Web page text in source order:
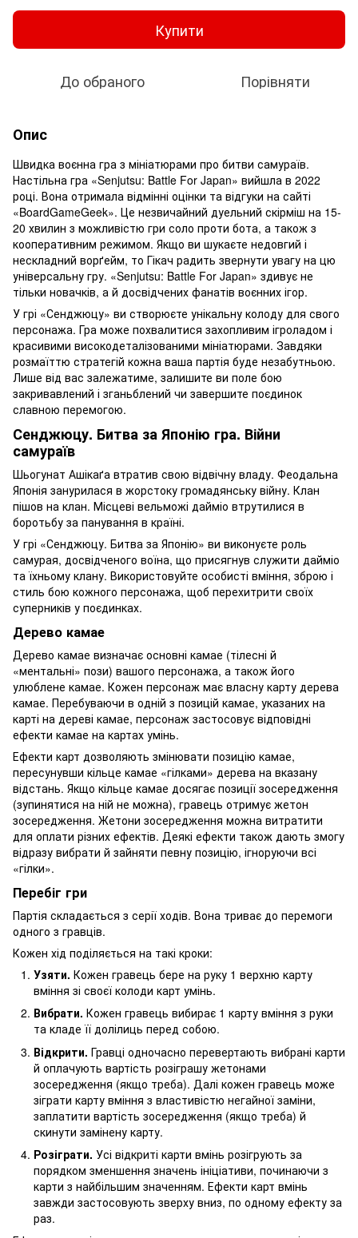
Купити
До обраного Порівняти
Опис
Швидка воєнна гра з мініатюрами про битви самураїв.
Настільна гра «Senjutsu: Battle For Japan» вийшла в 2022
році. Вона отримала відмінні оцінки та відгуки на сайті
«BoardGameGeek». Це незвичайний дуельний скірміш на 15-
20 хвилин з можливістю гри соло проти бота, а також з
кооперативним режимом. Якщо ви шукаєте недовгий і
нескладний ворґейм, то Гікач радить звернути увагу на цю
універсальну гру. «Senjutsu: Battle For Japan» здивує не
тільки новачків, а й досвідчених фанатів воєнних ігор.
У грі «Сенджюцу» ви створюєте унікальну колоду для свого
персонажа. Гра може похвалитися захопливим ігроладом і
красивими високодеталізованими мініатюрами. Завдяки
розмаїттю стратегій кожна ваша партія буде незабутньою.
Лише від вас залежатиме, залишите ви поле бою
закривавлений і зганьблений чи завершите поєдинок
славною перемогою.
Сенджюцу. Битва за Японію гра. Війни
самураїв
Шьогунат Ашікаґа втратив свою відвічну владу. Феодальна
Японія занурилася в жорстоку громадянську війну. Клан
пішов на клан. Місцеві вельможі дайміо втрутилися в
боротьбу за панування в країні.
У грі «Сенджюцу. Битва за Японію» ви виконуєте роль
самурая, досвідченого воїна, що присягнув служити дайміо
та їхньому клану. Використовуйте особисті вміння, зброю і
стиль бою кожного персонажа, щоб перехитрити своїх
суперників у поєдинках.
Дерево камае
Дерево камае визначає основні камае (тілесні й
«ментальні» пози) вашого персонажа, а також його
улюблене камае. Кожен персонаж має власну карту дерева
камае. Перебуваючи в одній з позицій камае, указаних на
карті на дереві камае, персонаж застосовує відповідні
ефекти камае на картах умінь.
Ефекти карт дозволяють змінювати позицію камае,
пересунувши кільце камае «гілками» дерева на вказану
відстань. Якщо кільце камае досягає позиції зосередження
(зупинятися на ній не можна), гравець отримує жетон
зосередження. Жетони зосередження можна витратити
для оплати різних ефектів. Деякі ефекти також дають змогу
відразу вибрати й зайняти певну позицію, ігноруючи всі
«гілки».
Перебіг гри
Партія складається з серії ходів. Вона триває до перемоги
одного з гравців.
Кожен хід поділяється на такі кроки:
Узяти. Кожен гравець бере на руку 1 верхню карту
вміння зі своєї колоди карт умінь.
Вибрати. Кожен гравець вибирає 1 карту вміння з руки
та кладе її долілиць перед собою.
Відкрити. Гравці одночасно перевертають вибрані карти
й оплачують вартість розіграшу жетонами
зосередження (якщо треба). Далі кожен гравець може
зіграти карту вміння з властивістю негайної заміни,
заплатити вартість зосередження (якщо треба) й
скинути замінену карту.
Розіграти. Усі відкриті карти вмінь розігрують за
порядком зменшення значень ініціативи, починаючи з
карти з найбільшим значенням. Ефекти карт вмінь
завжди застосовують зверху вниз, по одному ефекту за
раз.